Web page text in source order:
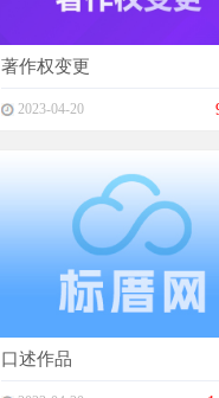
著作权变更
2023-04-20
口述作品